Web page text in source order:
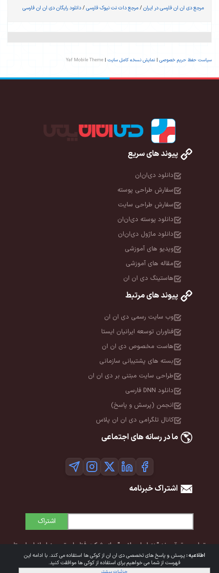
مرجع دی ان ان فارسی در ایران/مرجع دات نت نیوک فارسی/دانلود رایگان دی ان ان فارسی
سیاست حفظ حریم خصوصی | نمایش نسخه کامل سایت |
Yaf Mobile Theme
اطلاعیه :پرسش و پاسخ های تخصصی دی ان ان از کوکی ها استفاده می کند. با ادامه این
فهرست از شما می خواهیم برای استفاده از کوکی ها موافقت کنید.
پیوند های سریع
دانلود دی‌ان‌ان
سفارش طراحی پوسته
سفارش طراحی سایت
دانلود پوسته دی‌ان‌ان
دانلود ماژول دی‌ان‌ان
ویدیو های آموزشی
مقاله های آموزشی
هاستینگ دی ان ان
پیوند های مرتبط
وب سایت رسمی دی ان ان
فناوران توسعه ایرانیان ایستا
هاست مخصوص دی ان ان
بسته های پشتیبانی سازمانی
طراحی سایت مبتنی بر دی ان ان
دانلود DNN فارسی
انجمن (پرسش و پاسخ)
کانال تلگرامی دی ان ان پلاس
ما در رسانه های اجتماعی
اشتراک خبرنامه
اشتراک
تمامی حقوق برند "دی‌ان‌ان پلاس" برای شرکت فناوران توسعه ایرانیان ایستا
محفوظ است. © 1392-1405